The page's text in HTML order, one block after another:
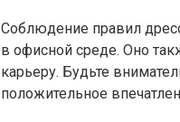
Соблюдение правил
в офисной среде. Оно
карьеру. Будьте
положительное